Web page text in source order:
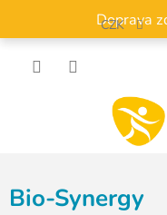
obsah
Doprava
CZK
Bio-Synergy